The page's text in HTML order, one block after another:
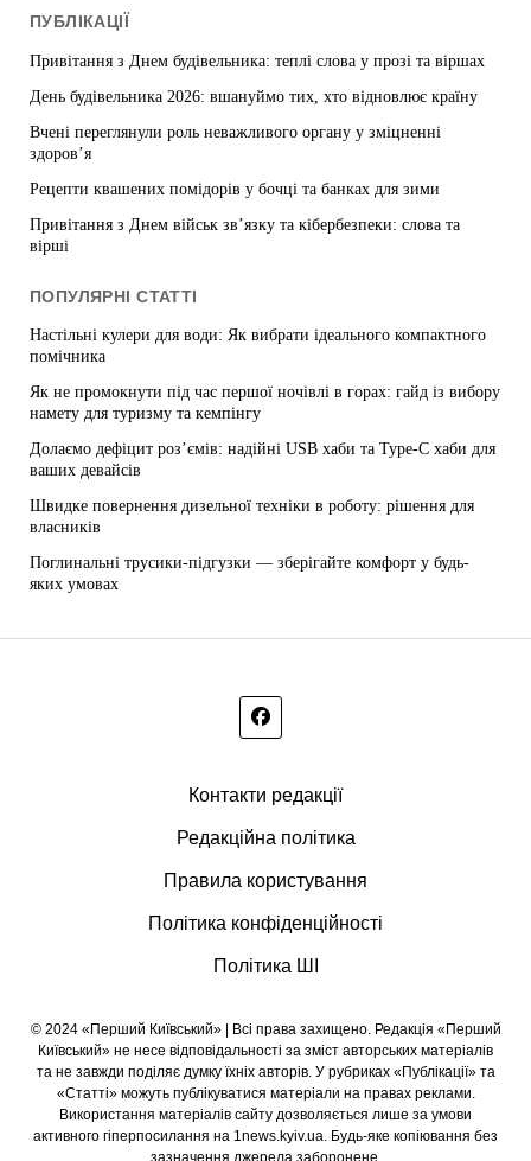
ПУБЛІКАЦІЇ
Привітання з Днем будівельника: теплі слова у прозі та віршах
День будівельника 2026: вшануймо тих, хто відновлює країну
Вчені переглянули роль неважливого органу у зміцненні
здоров’я
Рецепти квашених помідорів у бочці та банках для зими
Привітання з Днем військ зв’язку та кібербезпеки: слова та
вірші
ПОПУЛЯРНІ СТАТТІ
Настільні кулери для води: Як вибрати ідеального компактного
помічника
Як не промокнути під час першої ночівлі в горах: гайд із вибору
намету для туризму та кемпінгу
Долаємо дефіцит роз’ємів: надійні USB хаби та Type-C хаби для
ваших девайсів
Швидке повернення дизельної техніки в роботу: рішення для
власників
Поглинальні трусики-підгузки — зберігайте комфорт у будь-
яких умовах
Контакти редакції
Редакційна політика
Правила користування
Політика конфіденційності
Політика ШІ
© 2024 «Перший Київський» | Всі права захищено. Редакція «Перший
Київський» не несе відповідальності за зміст авторських матеріалів
та не завжди поділяє думку їхніх авторів. У рубриках «Публікації» та
«Статті» можуть публікуватися матеріали на правах реклами.
Використання матеріалів сайту дозволяється лише за умови
активного гіперпосилання на 1news.kyiv.ua. Будь-яке копіювання без
зазначення джерела заборонене.